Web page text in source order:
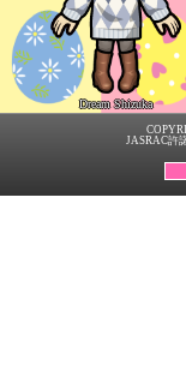
Dream Shizuka
JASRAC許